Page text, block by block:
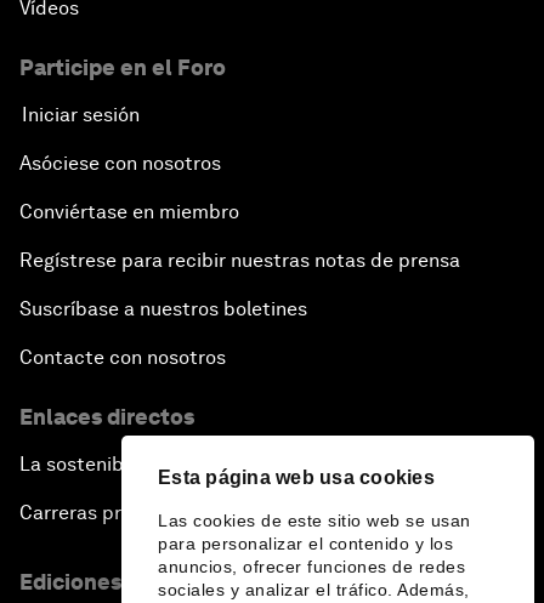
Esta página web usa cookies
Las cookies de este sitio web se usan
para personalizar el contenido y los
anuncios, ofrecer funciones de redes
sociales y analizar el tráfico. Además,
Vídeos
Participe en el Foro
Iniciar sesión
Asóciese con nosotros
Conviértase en miembro
Regístrese para recibir nuestras notas de prensa
Suscríbase a nuestros boletines
Contacte con nosotros
Enlaces directos
La sostenibilidad en el Foro
Carreras profesionales
Ediciones en otros idiomas